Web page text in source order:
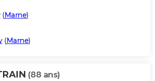
(Marne)
(Marne)
(88 ans)